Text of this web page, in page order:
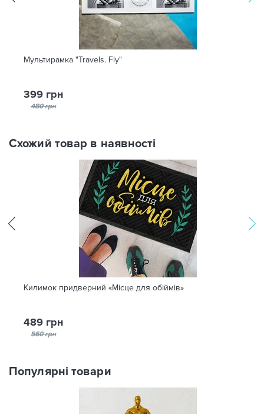
Мультирамка "Travels. Fly"
399 грн
480 грн
Схожий товар в наявності
Килимок придверний «Місце для обіймів»
489 грн
560 грн
Популярні товари